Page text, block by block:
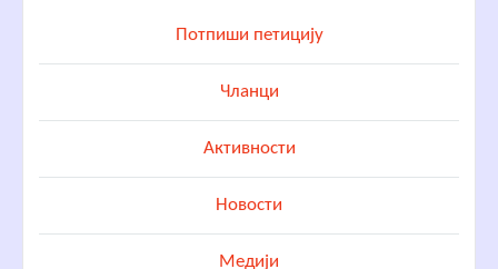
Потпиши петицију
Чланци
Активности
Новости
Медији